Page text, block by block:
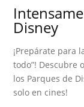
Disney
¡Prepárate para
todo”! Descubre
los Parques de
solo en cines!